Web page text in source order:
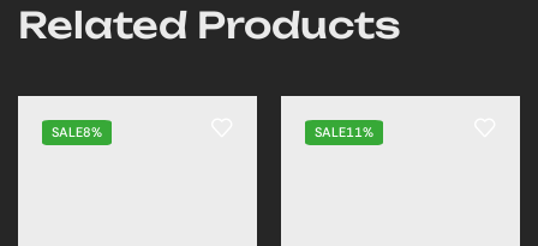
Related Products
SALE8% SALE11%